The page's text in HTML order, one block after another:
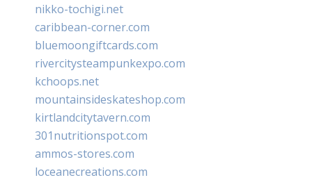
nikko-tochigi.net
caribbean-corner.com
bluemoongiftcards.com
rivercitysteampunkexpo.com
kchoops.net
mountainsideskateshop.com
kirtlandcitytavern.com
301nutritionspot.com
ammos-stores.com
loceanecreations.com